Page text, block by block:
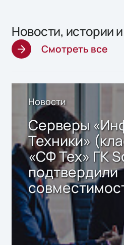
Новости, истории
Смотреть все
Новости
Серверы
Техники»
«СФ Тех» ГК
подтвердили
решением
Storage 2.x
хранения